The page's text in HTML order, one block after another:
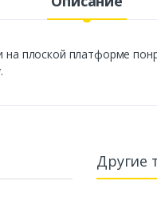
плоской платформе
Другие